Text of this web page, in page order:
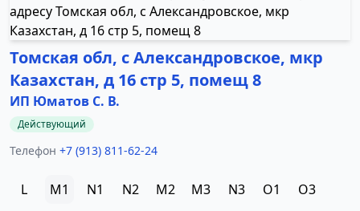
Томская обл, с Александровское, мкр
Казахстан, д 16 стр 5, помещ 8
ИП Юматов С. В.
Действующий
Телефон +7 (913) 811-62-24
L M1 N1 N2 M2 M3 N3 O1
O3